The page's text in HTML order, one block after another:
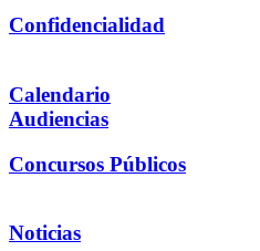
Confidencialidad
Calendario
Audiencias
Concursos Públicos
Noticias